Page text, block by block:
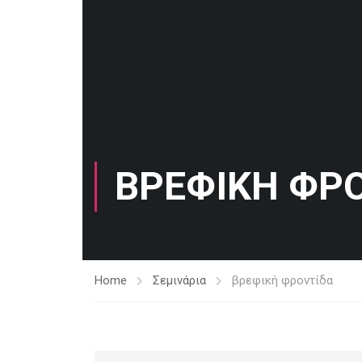
ΒΡΕΦΙΚΉ
Home Σεμινάρια βρεφική φροντίδα